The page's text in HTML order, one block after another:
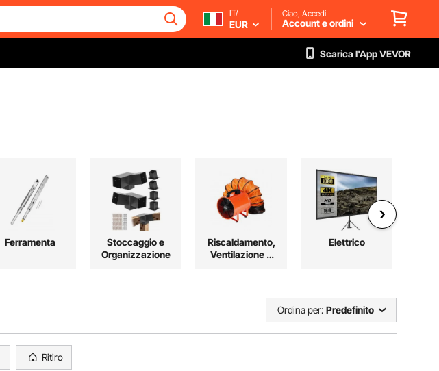
IT/
EUR
Ciao, Accedi
Account e ordini
Scarica l'App VEVOR
Ferramenta
Stoccaggio e
Organizzazione
Riscaldamento,
Ventilazione e
Elettrico
Ordina per: Predefinito
Ritiro